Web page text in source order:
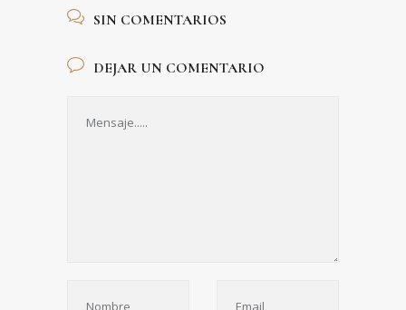
SIN COMENTARIOS
DEJAR UN COMENTARIO